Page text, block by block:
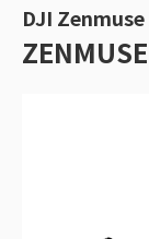
DJI Zenmuse